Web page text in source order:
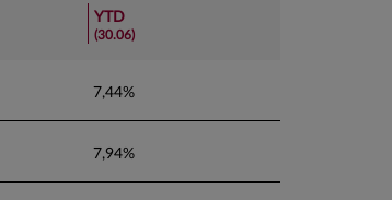
YTD
(30.06)
7,44%
7,94%